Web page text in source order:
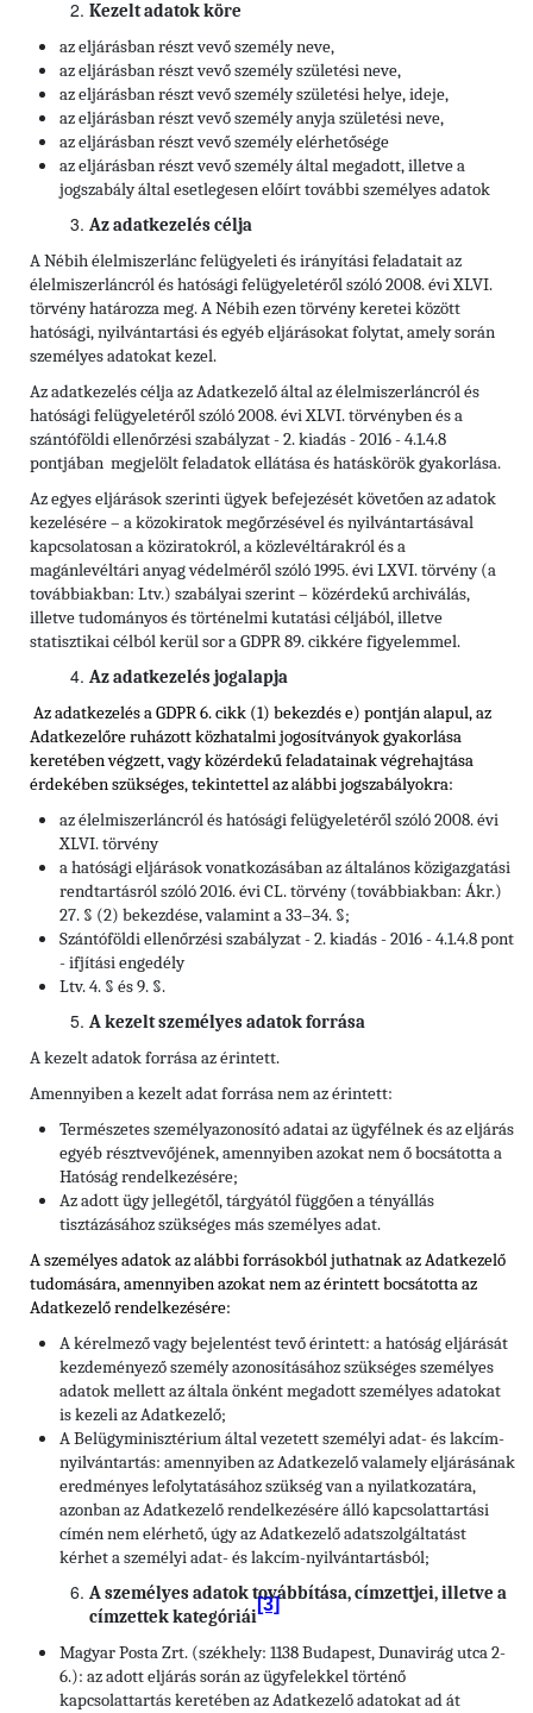
Kezelt adatok köre
az eljárásban részt vevő személy neve,
az eljárásban részt vevő személy születési neve,
az eljárásban részt vevő személy születési helye, ideje,
az eljárásban részt vevő személy anyja születési neve,
az eljárásban részt vevő személy elérhetősége
az eljárásban részt vevő személy által megadott, illetve a
jogszabály által esetlegesen előírt további személyes adatok
Az adatkezelés célja
A Nébih élelmiszerlánc felügyeleti és irányítási feladatait az
élelmiszerláncról és hatósági felügyeletéről szóló 2008. évi XLVI.
törvény határozza meg. A Nébih ezen törvény keretei között
hatósági, nyilvántartási és egyéb eljárásokat folytat, amely során
személyes adatokat kezel.
Az adatkezelés célja az Adatkezelő által az élelmiszerláncról és
hatósági felügyeletéről szóló 2008. évi XLVI. törvényben és a
szántóföldi ellenőrzési szabályzat - 2. kiadás - 2016 - 4.1.4.8
pontjában megjelölt feladatok ellátása és hatáskörök gyakorlása.
Az egyes eljárások szerinti ügyek befejezését követően az adatok
kezelésére – a közokiratok megőrzésével és nyilvántartásával
kapcsolatosan a köziratokról, a közlevéltárakról és a
magánlevéltári anyag védelméről szóló 1995. évi LXVI. törvény (a
továbbiakban: Ltv.) szabályai szerint – közérdekű archiválás,
illetve tudományos és történelmi kutatási céljából, illetve
statisztikai célból kerül sor a GDPR 89. cikkére figyelemmel.
Az adatkezelés jogalapja
Az adatkezelés a GDPR 6. cikk (1) bekezdés e) pontján alapul, az
Adatkezelőre ruházott közhatalmi jogosítványok gyakorlása
keretében végzett, vagy közérdekű feladatainak végrehajtása
érdekében szükséges, tekintettelaz alábbi jogszabályokra:
az élelmiszerláncról és hatósági felügyeletéről szóló 2008. évi
XLVI. törvény
a hatósági eljárások vonatkozásában az általános közigazgatási
rendtartásról szóló 2016. évi CL. törvény (továbbiakban: Ákr.)
27. § (2) bekezdése, valamint a 33–34. §;
Szántóföldi ellenőrzési szabályzat - 2. kiadás - 2016 - 4.1.4.8 pont
- ifjítási engedély
Ltv. 4. § és 9. §.
A kezelt személyes adatok forrása
A kezelt adatok forrása az érintett.
Amennyiben a kezelt adat forrása nem az érintett:
Természetes személyazonosító adatai az ügyfélnek és az eljárás
egyéb résztvevőjének, amennyiben azokat nem ő bocsátotta a
Hatóság rendelkezésére;
Az adott ügy jellegétől, tárgyától függően a tényállás
tisztázásához szükséges más személyes adat.
A személyes adatok az alábbi forrásokból juthatnak az Adatkezelő
tudomására, amennyiben azokat nem az érintett bocsátotta az
Adatkezelő rendelkezésére:
A kérelmező vagy bejelentést tevő érintett: a hatóság eljárását
kezdeményező személy azonosításához szükséges személyes
adatok mellett az általa önként megadott személyes adatokat
is kezeli az Adatkezelő;
A Belügyminisztérium által vezetett személyi adat- és lakcím-
nyilvántartás: amennyiben az Adatkezelő valamely eljárásának
eredményes lefolytatásához szükség van a nyilatkozatára,
azonban az Adatkezelő rendelkezésére álló kapcsolattartási
címén nem elérhető, úgy az Adatkezelő adatszolgáltatást
kérhet a személyi adat- és lakcím-nyilvántartásból;
A személyes adatok továbbítása, címzettjei, illetve a
címzettek kategóriái
[3]
Magyar Posta Zrt. (székhely: 1138 Budapest, Dunavirág utca 2-
6.): az adott eljárás során az ügyfelekkel történő
kapcsolattartás keretében az Adatkezelő adatokat ad át